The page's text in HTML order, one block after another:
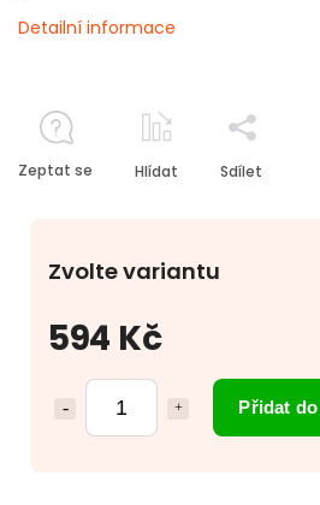
594 Kč
Přidat
Zvolte variantu
Detailní informace
Zeptat se Hlídat Sdílet